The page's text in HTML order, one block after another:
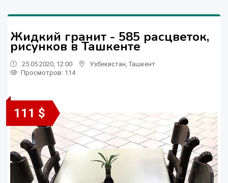
Жидкий гранит - 585 расцветок,
рисунков в Ташкенте
25.05.2020, 12:00 Узбекистан Ташкент
Просмотров: 114
111 $